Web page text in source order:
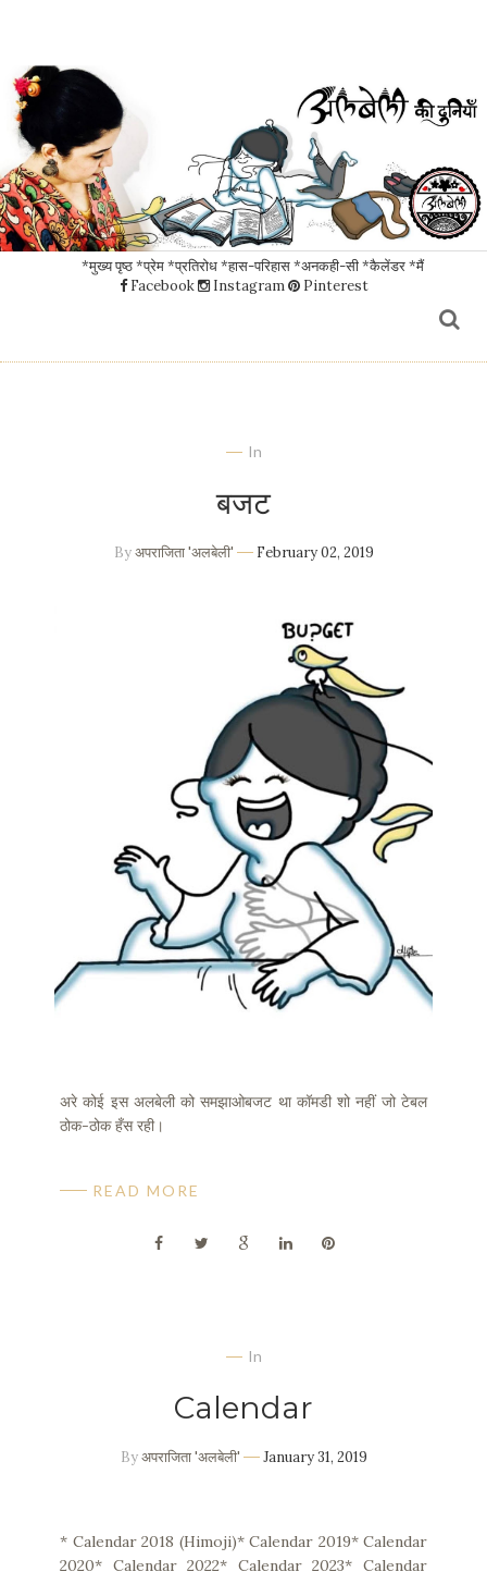
*मुख्य पृष्ठ*प्रेम*प्रतिरोध*हास-परिहास*अनकही-सी*कैलेंडर*मैं
Facebook
Instagram Pinterest
In
बजट
Byअपराजिता 'अलबेली' February 02, 2019
अरे कोई इस अलबेली को समझाओबजट था कॉमडी शो नहीं जो टेबल
ठोक-ठोक हँस रही।
READ MORE
In
Calendar
Byअपराजिता 'अलबेली' January 31, 2019
* Calendar 2018 (Himoji)* Calendar 2019* Calendar
2020* Calendar 2022* Calendar 2023* Calendar